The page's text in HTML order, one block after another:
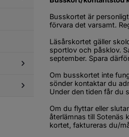
Hälsovård
Undersidor
Undersidor
Undersidor
Busskortet är
förvara det varsamt.
Läsårskortet gäller
sportlov och påsklov.
september. Spara
Om busskortet inte
sönder kontaktar du
Under den tiden får du
Om du flyttar eller
återlämnas till Sotenäs
kortet, faktureras du/